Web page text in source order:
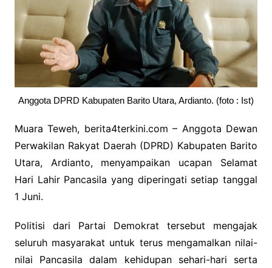
Anggota DPRD Kabupaten Barito Utara, Ardianto. (foto : Ist)
Muara Teweh, berita4terkini.com – Anggota Dewan
Perwakilan Rakyat Daerah (DPRD) Kabupaten Barito
Utara, Ardianto, menyampaikan ucapan Selamat
Hari Lahir Pancasila yang diperingati setiap tanggal
1 Juni.
Politisi dari Partai Demokrat tersebut mengajak
seluruh masyarakat untuk terus mengamalkan nilai-
nilai Pancasila dalam kehidupan sehari-hari serta